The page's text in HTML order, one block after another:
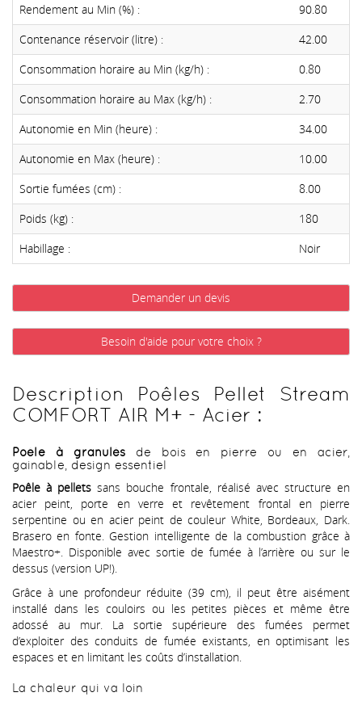
Rendement au Min (%) :
90.80
Contenance réservoir (litre) :
42.00
Consommation horaire au Min (kg/h) :
0.80
Consommation horaire au Max (kg/h) :
2.70
Autonomie en Min (heure) :
34.00
Autonomie en Max (heure) :
10.00
Sortie fumées (cm) :
8.00
Poids (kg) :
180
Habillage :
Noir
Demander un devis
Besoin d'aide pour votre choix ?
Description Poêles Pellet Stream
COMFORT AIR M+ - Acier :
Poêle à granulésde bois en pierre ou en acier,
gainable, design essentiel
Poêle à pellets sans bouche frontale, réalisé avec structure en
acier peint, porte en verre et revêtement frontal en pierre
serpentine ou en acier peint de couleur White, Bordeaux, Dark.
Brasero en fonte. Gestion intelligente de la combustion grâce à
Maestro+. Disponible avec sortie de fumée à l’arrière ou sur le
dessus (version UP!).
Grâce à une profondeur réduite (39 cm), il peut être aisément
installé dans les couloirs ou les petites pièces et même être
adossé au mur. La sortie supérieure des fumées permet
d’exploiter des conduits de fumée existants, en optimisant les
espaces et en limitant les coûts d’installation.
La chaleur qui va loin